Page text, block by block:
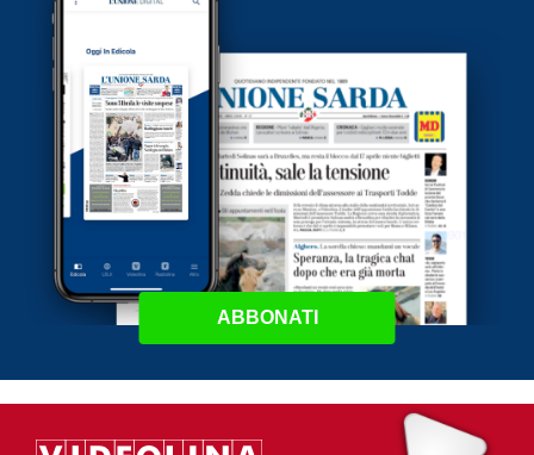
ABBONATI